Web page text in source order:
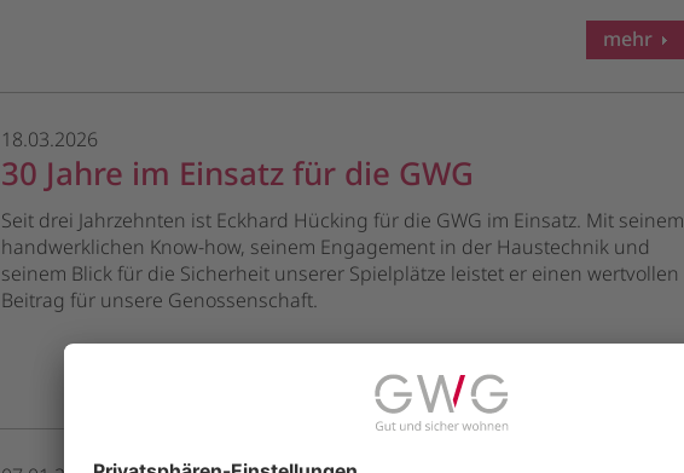
mehr
18.03.2026
30 Jahre im Einsatz für die GWG
Seit drei Jahrzehnten ist Eckhard Hücking für die GWG im Einsatz. Mit seinem
handwerklichen Know-how, seinem Engagement in der Haustechnik und
seinem Blick für die Sicherheit unserer Spielplätze leistet er einen wertvollen
Beitrag für unsere Genossenschaft.